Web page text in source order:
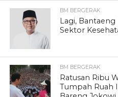
BM BERGERAK
Lagi,
Sektor
BM BERGERAK
Ratusan Ribu
Tumpah Ruah